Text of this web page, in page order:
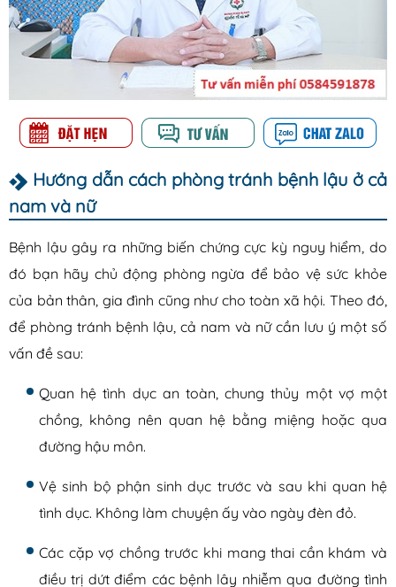
Hướng dẫn cách phòng tránh bệnh lậu ở cả
nam và nữ
Bệnh lậu gây ra những biến chứng cực kỳ nguy hiểm, do
đó bạn hãy chủ động phòng ngừa để bảo vệ sức khỏe
của bản thân, gia đình cũng như cho toàn xã hội. Theo đó,
để phòng tránh bệnh lậu, cả nam và nữ cần lưu ý một số
vấn đề sau:
Quan hệ tình dục an toàn, chung thủy một vợ một
chồng, không nên quan hệ bằng miệng hoặc qua
đường hậu môn.
Vệ sinh bộ phận sinh dục trước và sau khi quan hệ
tình dục. Không làm chuyện ấy vào ngày đèn đỏ.
Các cặp vợ chồng trước khi mang thai cần khám và
điều trị dứt điểm các bệnh lây nhiễm qua đường tình